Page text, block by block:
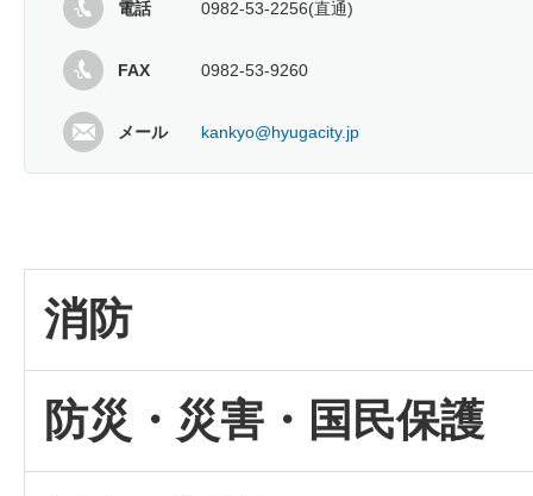
電話 0982-53-2256(直通)
FAX 0982-53-9260
メール kankyo@hyugacity.jp
消防
防災・災害・国民保護